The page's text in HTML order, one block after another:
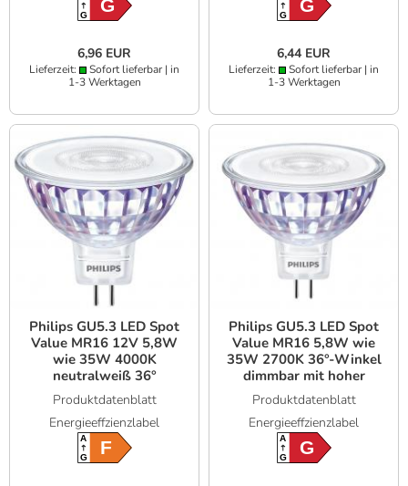
GG
6,96 EUR
Lieferzeit:
Sofort lieferbar | in
1-3 Werktagen
GG
6,44 EUR
Lieferzeit:
Sofort lieferbar | in
1-3 Werktagen
Philips GU5.3 LED Spot
Value MR16 12V 5,8W
wie 35W 4000K
neutralweiß 36°
dimmbar mit hoher
Farbwiedergabe 90Ra
Produktdatenblatt
Energieeffzienzlabel
A
GF
Philips GU5.3 LED Spot
Value MR16 5,8W wie
35W 2700K 36°-Winkel
dimmbar mit hoher
Farbwiedergabe 90Ra
Produktdatenblatt
Energieeffzienzlabel
A
GG